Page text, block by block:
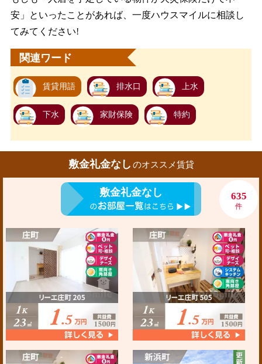
安」といったことがあれば、一度ハウスマイルに相談し
てみてください!
関連ワード
賃貸用語 排水口 上水
下水 家財保険 特約
敷金礼金なし のオススメ賃貸
敷金礼金なし 635
件